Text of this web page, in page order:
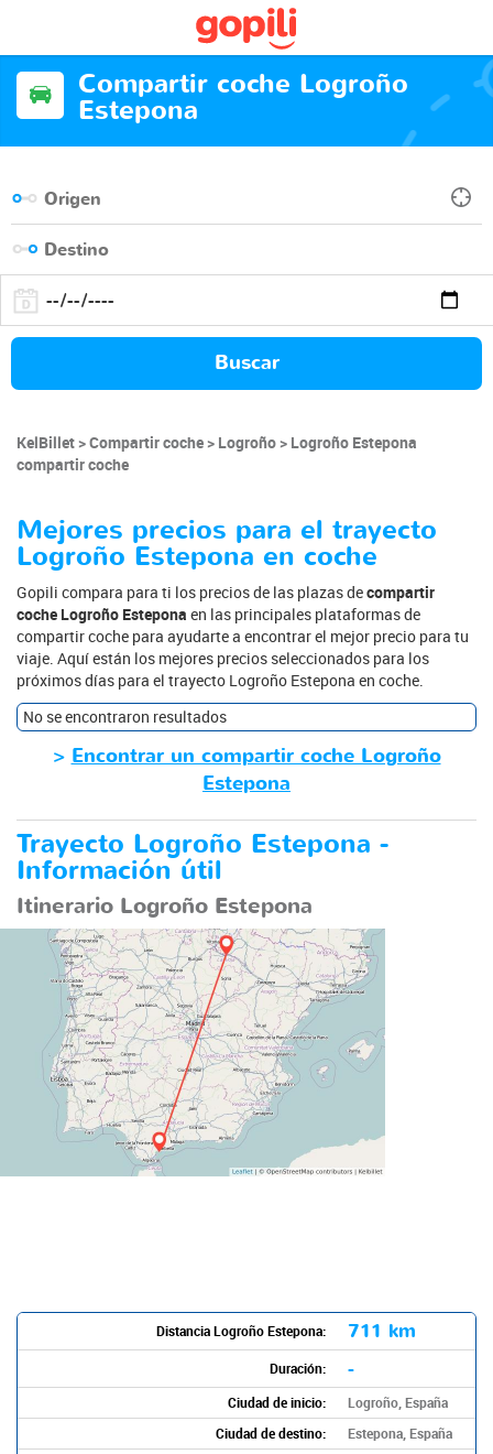
Compartir coche Logroño
Estepona
Buscar
KelBillet Compartir coche Logroño
Logroño Estepona
compartir coche
Mejores precios para el trayecto
Logroño Estepona en coche
Gopili compara para ti los precios de las plazas decompartir
coche Logroño Estepona en las principales plataformas de
compartir coche para ayudarte a encontrar el mejor precio para tu
viaje. Aquí están los mejores precios seleccionados para los
próximos días para el trayecto Logroño Estepona en coche.
No se encontraron resultados
>Encontrar un compartir coche Logroño
Estepona
Trayecto Logroño Estepona -
Información útil
Itinerario Logroño Estepona
Distancia Logroño Estepona: 711 km
Duración: -
Ciudad de inicio:
Logroño, España
Ciudad de destino:
Estepona, España